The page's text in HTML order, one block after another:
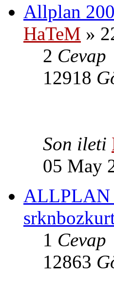
Allplan
HaTeM »
2 Cevap
12918
Son ileti
05 May
ALLPLAN
1 Cevap
12863